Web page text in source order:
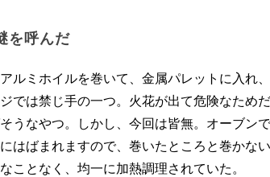
を呼んだ
ルミホイルを巻いて、金属パレットに入れ
では禁じ手の一つ。火花が出て危険なため
うなやつ。しかし、今回は皆無。オーブン
はばまれますので、巻いたところと巻かな
ことなく、均一に加熱調理されていた。